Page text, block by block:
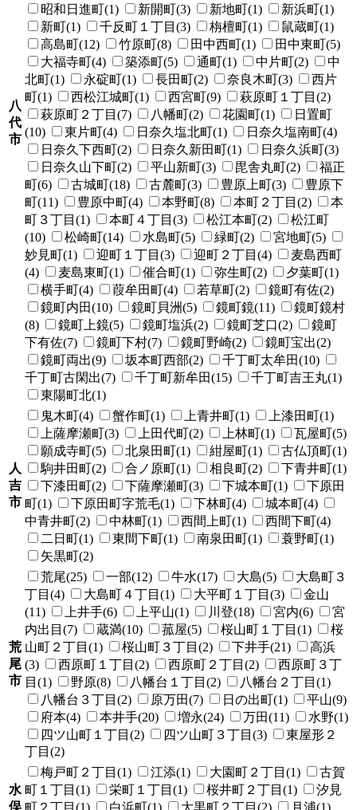
八
代
市
昭和日進町(1)
新開町(3) 新地町(1)
新浜町(1)
新町(1)
千反町１丁目(3) 栴檀町(1)
鼠蔵町(1)
高島町(12)
竹原町(8) 田中西町(1)
田中東町(5)
大福寺町(4)
築添町(5) 通町(1) 中片町(2)
中
北町(1)
永碇町(1) 長田町(2) 奈良木町(3)
西片
町(1)
西松江城町(1) 西宮町(9)
萩原町１丁目(2)
萩原町２丁目(7)
八幡町(2) 花園町(1)
日置町
(10)
東片町(4) 日奈久塩北町(1)
日奈久塩南町(4)
日奈久下西町(2)
日奈久新田町(1)
日奈久浜町(3)
日奈久山下町(2)
平山新町(3) 毘舎丸町(2)
福正
町(6)
古城町(18) 古麓町(3) 豊原上町(3)
豊原下
町(11)
豊原中町(4) 本野町(8) 本町２丁目(2)
本
町３丁目(1)
本町４丁目(3) 松江本町(2)
松江町
(10)
松崎町(14) 水島町(5) 緑町(2)
宮地町(5)
妙見町(1)
迎町１丁目(3) 迎町２丁目(4)
麦島西町
(4)
麦島東町(1) 催合町(1) 弥生町(2)
夕葉町(1)
横手町(4)
葭牟田町(4) 若草町(2)
鏡町有佐(2)
鏡町内田(10)
鏡町貝洲(5) 鏡町鏡(11)
鏡町鏡村
(8)
鏡町上鏡(5) 鏡町塩浜(2) 鏡町芝口(2)
鏡町
下有佐(7)
鏡町下村(7) 鏡町野崎(2)
鏡町宝出(2)
鏡町両出(9)
坂本町西部(2)
千丁町太牟田(10)
千丁町古閑出(7)
千丁町新牟田(15)
千丁町吉王丸(1)
東陽町北(1)
人
吉
市
鬼木町(4) 蟹作町(1) 上青井町(1)
上漆田町(1)
上薩摩瀬町(3)
上田代町(2) 上林町(1)
瓦屋町(5)
願成寺町(5)
北泉田町(1) 紺屋町(1)
古仏頂町(1)
駒井田町(2)
合ノ原町(1) 相良町(2)
下青井町(1)
下漆田町(2)
下薩摩瀬町(3) 下城本町(1)
下原田
町(1)
下原田町字荒毛(1) 下林町(4)
城本町(4)
中青井町(2)
中林町(1) 西間上町(1)
西間下町(4)
二日町(1)
東間下町(1) 南泉田町(1)
蓑野町(1)
矢黒町(2)
荒
尾
市
荒尾(25) 一部(12) 牛水(17) 大島(5)
大島町３
丁目(4)
大島町４丁目(1) 大平町１丁目(3)
金山
(11)
上井手(6) 上平山(1) 川登(18) 宮内(6)
宮
内出目(7)
蔵満(10) 菰屋(5) 桜山町１丁目(1)
桜
山町２丁目(1)
桜山町３丁目(2) 下井手(21)
高浜
(3)
西原町１丁目(2) 西原町２丁目(2)
西原町３丁
目(1)
野原(8) 八幡台１丁目(2)
八幡台２丁目(1)
八幡台３丁目(2)
原万田(7) 日の出町(1)
平山(9)
府本(4)
本井手(20) 増永(24) 万田(11)
水野(1)
四ツ山町１丁目(2)
四ツ山町３丁目(3)
東屋形２
丁目(2)
水
俣
梅戸町２丁目(1) 江添(1) 大園町２丁目(1)
古賀
町１丁目(1)
栄町１丁目(1) 桜井町２丁目(1)
汐見